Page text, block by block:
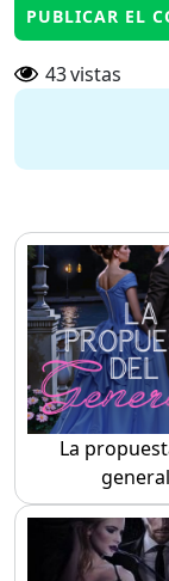
43vistas
La
general